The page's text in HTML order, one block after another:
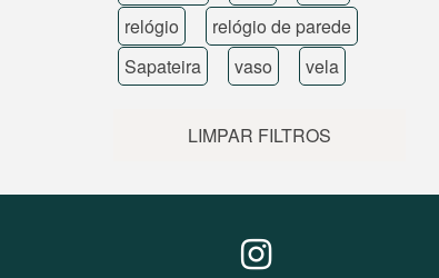
relógio
relógio de parede
Sapateira
vaso vela
LIMPAR FILTROS